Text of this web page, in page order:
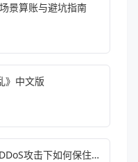
景算账与避坑指南
》中文版
高防服务器硬核指南 DDoS攻击下如何保住你的生意